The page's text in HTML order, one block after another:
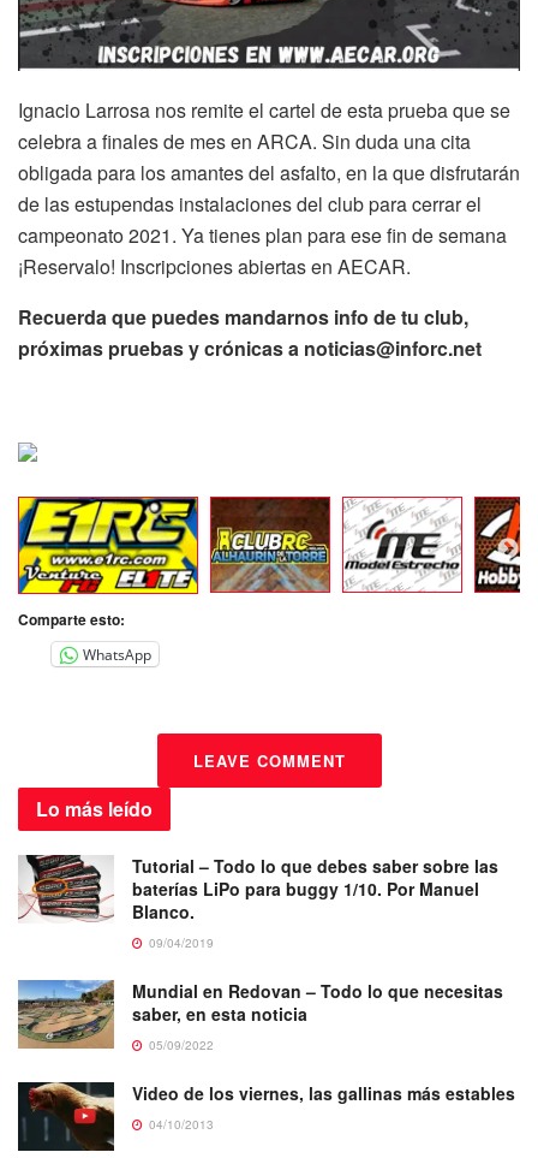
Ignacio Larrosa nos remite el cartel de esta prueba que se
celebra a finales de mes en ARCA. Sin duda una cita
obligada para los amantes del asfalto, en la que disfrutarán
de las estupendas instalaciones del club para cerrar el
campeonato 2021. Ya tienes plan para ese fin de semana
¡Reservalo! Inscripciones abiertas en AECAR.
Recuerda que puedes mandarnos info de tu club,
próximas pruebas y crónicas a noticias@inforc.net
Comparte esto:
WhatsApp
LEAVE COMMENT
Lo más leído
Tutorial – Todo lo que debes saber sobre las
baterías LiPo para buggy 1/10. Por Manuel
Blanco.
09/04/2019
Mundial en Redovan – Todo lo que necesitas
saber, en esta noticia
05/09/2022
Video de los viernes, las gallinas más estables
04/10/2013